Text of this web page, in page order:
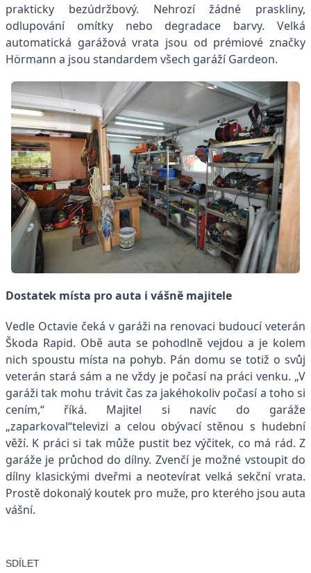
prakticky bezúdržbový. Nehrozí žádné praskliny,
odlupování omítky nebo degradace barvy. Velká
automatická garážová vrata jsou od prémiové značky
Hörmann a jsou standardem všech garáží Gardeon.
Dostatek místa pro auta i vášně majitele
Vedle Octavie čeká v garáži na renovaci budoucí veterán
Škoda Rapid. Obě auta se pohodlně vejdou a je kolem
nich spoustu místa na pohyb. Pán domu se totiž o svůj
veterán stará sám a ne vždy je počasí na práci venku. „V
garáži tak mohu trávit čas za jakéhokoliv počasí a toho si
cením,“ říká. Majitel si navíc do garáže
„zaparkoval“televizi a celou obývací stěnou s hudební
věží. K práci si tak může pustit bez výčitek, co má rád. Z
garáže je průchod do dílny. Zvenčí je možné vstoupit do
dílny klasickými dveřmi a neotevírat velká sekční vrata.
Prostě dokonalý koutek pro muže, pro kterého jsou auta
vášní.
SDÍLET